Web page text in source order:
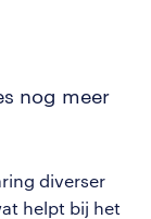
nog meer
diverser
helpt bij het